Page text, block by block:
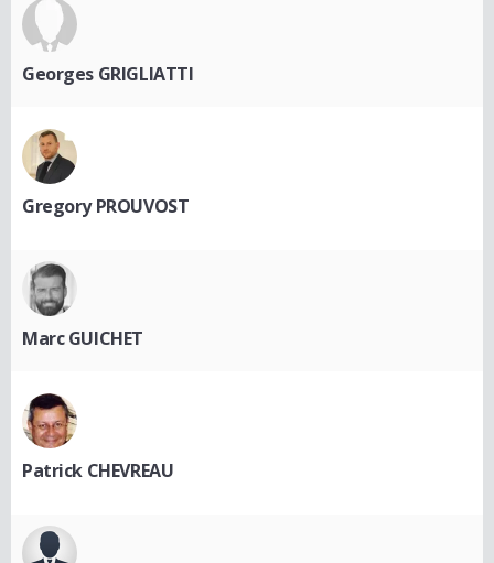
Georges GRIGLIATTI
Gregory PROUVOST
Marc GUICHET
Patrick CHEVREAU